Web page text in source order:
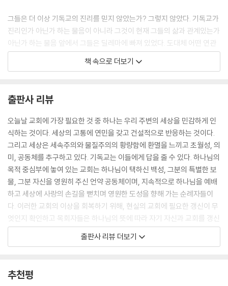
그들은 더 이상 기독교의 진리를 믿지 않았는가? 그렇지 않았다. 기독교가
진리인가 아닌가 하는 물음이 아니라 그것이 현재 그들의 삶과 관계있는가
아닌가 하는 물음 앞에서 그들은 딜레마에 빠져 있었다. 도대체 어떤 연관
성이 있겠는가? 그들은 이어서 기독교는 오래전에 생겨난 팔레스타인의
원시 종교라고 말했다. 그렇다면 흥미진진한 현대 세계에 살고 있는 그들
우리는 ‘이중 귀 기울임’(double-listening)을 개발해야 한다. 그것은 두
음성, 곧 성경을 통해 말씀하시는 하나님의 음성과 주위 사람들의 음성을
동시에 듣는 능력이다. 이 두 음성은 종종 서로 모순되지만, 우리는 둘 모두
를 듣고 이 둘이 서로 어떻게 관련되는지 발견해야 한다. 이중 귀 기울임은
그리스도인의 제자도와 기독교 선교에서 필수 불가결하다. ‘현대를 사는
그리스도인’이 되는 것은 이런 이중 귀 기울임을 훈련함으로써만 가능하
다. 참되고도 새로운 좋은 소식을 전파하면서 하나님의 말씀을 세상에 적
용하는 법을 배울 때, 우리는 ‘역사적’이라는 말과 ‘현대적’이라는 말을 결
합시킨다.
---「시리즈 서론」중에서
어렵다는 것을 발견한다. 그렇지만 우리는 쉽게 찾을 수 없는 바로 그것―
책 속으로 더보기
출판사 리뷰
오늘날 교회에 가장 필요한 것 중 하나는 우리 주변의 세상을 민감하게 인
식하는 것이다. 세상의 고통에 연민을 갖고 건설적으로 반응하는 것이다.
그리고 세상은 세속주의와 물질주의의 황량함에 환멸을 느끼고 초월성, 의
미, 공동체를 추구하고 있다. 기독교는 이들에게 답을 줄 수 있다. 하나님의
목적 중심부에 놓여 있는 교회는 하나님이 택하신 백성, 그분의 특별한 보
물, 그분 자신을 영원히 주신 언약 공동체이며, 지속적으로 하나님을 예배
하고 세상에 사랑의 손길을 뻗치며 영원한 도성을 향해 가는 순례자들이
다. 이러한 교회의 이상을 회복하기 위해, 현실의 교회에 필요한 갱신이 무
엇인지 확인하고 목회자들은 하나님의 뜻에 따라 자기 자신과 교회를 갱신
해 나가야 한다.
난 이후의 독자들에게는 더 이상 시대를 사는 것처럼 보이지 않을 수도 있
출판사 리뷰 더보기
추천평